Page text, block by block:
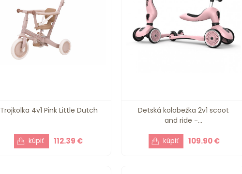
Trojkolka 4v1 Pink Little Dutch
112.39 €
Detská kolobežka 2v1 scoot
and ride -...
109.90 €